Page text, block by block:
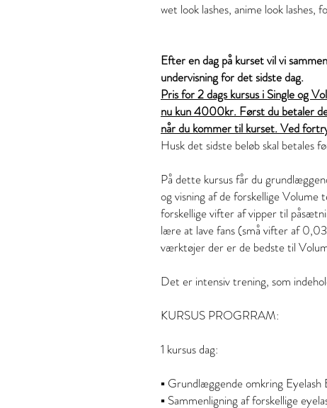
wet look lashes, anime look lashes,
Efter en dag på kurset vil vi
undervisning for det sidste dag.
Pris for 2 dags kursus i Single og
nu kun 4000kr. Først du betaler
når du kommer til kurset. Ved
Husk det sidste beløb skal betales
På dette kursus får du
og visning af de forskellige Volume
forskellige vifter af vipper til
lære at lave fans (små vifter af
værktøjer der er de bedste til
Det er intensiv trening, som
KURSUS PROGRRAM:
1 kursus dag:
▪ Grundlæggende omkring Eyelash
▪ Sammenligning af forskellige